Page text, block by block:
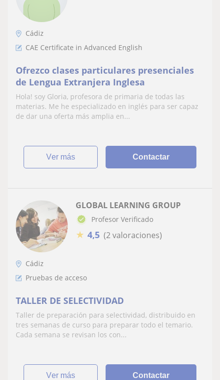
Cádiz
CAE Certificate in Advanced English
Ofrezco clases particulares presenciales
de Lengua Extranjera Inglesa
Hola! soy Gloria, profesora de primaria de todas las
materias. Me he especializado en inglés para ser capaz
de dar una oferta más amplia en...
ver más Contactar
GLOBAL LEARNING GROUP
Profesor Verificado
★ 4,5 (2 valoraciones)
Cádiz
Pruebas de acceso
TALLER DE SELECTIVIDAD
Taller de preparación para selectividad, distribuido en
tres semanas de curso para preparar todo el temario.
Cada semana se revisan los con...
ver más Contactar